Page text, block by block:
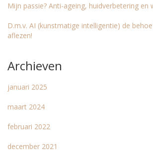
Mijn passie? Anti-ageing, huidverbetering en
D.m.v. AI (kunstmatige intelligentie) de
aflezen!
Archieven
januari 2025
maart 2024
februari 2022
december 2021